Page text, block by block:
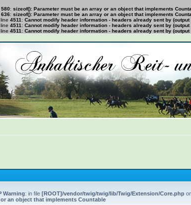
580: sizeof(): Parameter must be an array or an object that implements
636: sizeof(): Parameter must be an array or an object that implements
4511 : Cannot modify header information - headers already sent by
4511 : Cannot modify header information - headers already sent by
4511 : Cannot modify header information - headers already sent by
Warning: in file [ROOT]/vendor/twig/twig/lib/Twig/Extension/Core.php
an object that implements Countable